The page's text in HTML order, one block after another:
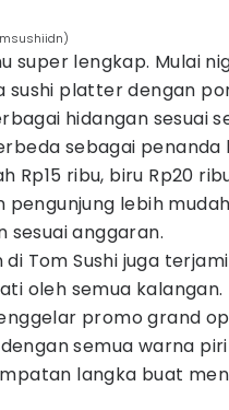
super lengkap. Mulai
sushi platter dengan
hidangan sesuai
sebagai penanda
Rp15 ribu, biru Rp20
pengunjung lebih mudah
sesuai anggaran.
Tom Sushi juga
oleh semua kalangan.
promo grand
semua warna
langka buat